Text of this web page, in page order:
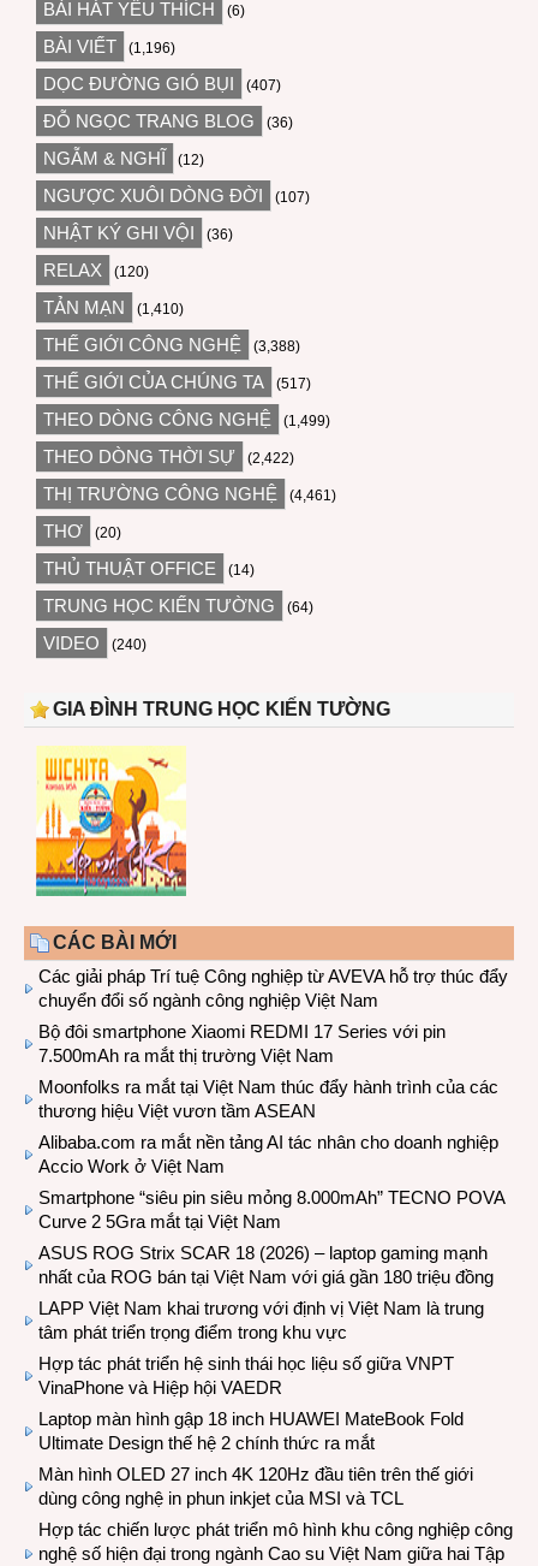
BÀI HÁT YÊU THÍCH (6)
BÀI VIẾT (1,196)
DỌC ĐƯỜNG GIÓ BỤI (407)
ĐỖ NGỌC TRANG BLOG (36)
NGẪM & NGHĨ (12)
NGƯỢC XUÔI DÒNG ĐỜI (107)
NHẬT KÝ GHI VỘI (36)
RELAX (120)
TẢN MẠN (1,410)
THẾ GIỚI CÔNG NGHỆ (3,388)
THẾ GIỚI CỦA CHÚNG TA (517)
THEO DÒNG CÔNG NGHỆ (1,499)
THEO DÒNG THỜI SỰ (2,422)
THỊ TRƯỜNG CÔNG NGHỆ (4,461)
THƠ (20)
THỦ THUẬT OFFICE (14)
TRUNG HỌC KIẾN TƯỜNG (64)
VIDEO (240)
GIA ĐÌNH TRUNG HỌC KIẾN TƯỜNG
CÁC BÀI MỚI
Các giải pháp Trí tuệ Công nghiệp từ AVEVA hỗ trợ thúc đẩy
chuyển đổi số ngành công nghiệp Việt Nam
Bộ đôi smartphone Xiaomi REDMI 17 Series với pin
7.500mAh ra mắt thị trường Việt Nam
Moonfolks ra mắt tại Việt Nam thúc đẩy hành trình của các
thương hiệu Việt vươn tầm ASEAN
Alibaba.com ra mắt nền tảng AI tác nhân cho doanh nghiệp
Accio Work ở Việt Nam
Smartphone “siêu pin siêu mỏng 8.000mAh” TECNO POVA
Curve 2 5Gra mắt tại Việt Nam
ASUS ROG Strix SCAR 18 (2026) – laptop gaming mạnh
nhất của ROG bán tại Việt Nam với giá gần 180 triệu đồng
LAPP Việt Nam khai trương với định vị Việt Nam là trung
tâm phát triển trọng điểm trong khu vực
Hợp tác phát triển hệ sinh thái học liệu số giữa VNPT
VinaPhone và Hiệp hội VAEDR
Laptop màn hình gập 18 inch HUAWEI MateBook Fold
Ultimate Design thế hệ 2 chính thức ra mắt
Màn hình OLED 27 inch 4K 120Hz đầu tiên trên thế giới
dùng công nghệ in phun inkjet của MSI và TCL
Hợp tác chiến lược phát triển mô hình khu công nghiệp công
nghệ số hiện đại trong ngành Cao su Việt Nam giữa hai Tập